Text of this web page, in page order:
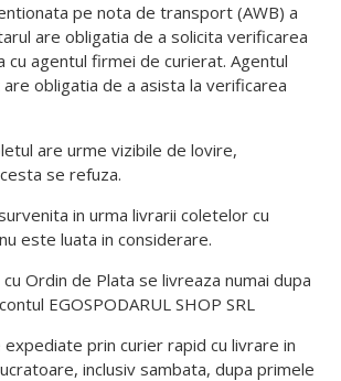
pe nota de transport (AWB) a
are obligatia de a solicita verificarea
cu agentul firmei de curierat. Agentul
obligatia de a asista la verificarea
are urme vizibile de lovire,
se refuza.
in urma livrarii coletelor cu
este luata in considerare.
Ordin de Plata se livreaza numai dupa
EGOSPODARUL SHOP SRL
prin curier rapid cu livrare in
inclusiv sambata, dupa primele